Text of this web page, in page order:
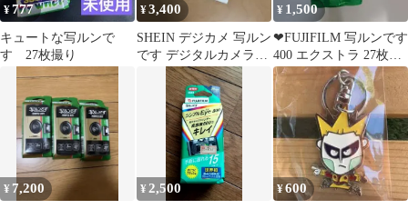
¥777
キュートな写ルンで
す 27枚撮り
¥3,400
SHEIN デジカメ 写ルン
です デジタルカメラ
OTGカードリーダー付
¥ 1,500
❤FUJIFILM 写ルンです
400 エクストラ 27枚撮
❤
¥ 7,200 ¥ 2,500 ¥600